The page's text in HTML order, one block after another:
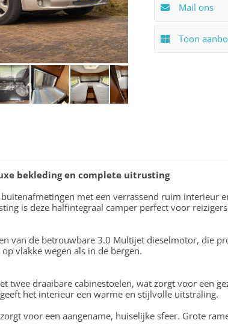
Mail ons
Toon
bekleding en complete uitrusting
met een verrassend ruim interieur
is deze halfintegraal camper perfect voor
van de betrouwbare 3.0 Multijet dieselmotor, die
vlakke wegen als in de bergen.
twee draaibare cabinestoelen, wat zorgt voor een
het interieur een warme en stijlvolle uitstraling.
voor een aangename, huiselijke sfeer. Grote